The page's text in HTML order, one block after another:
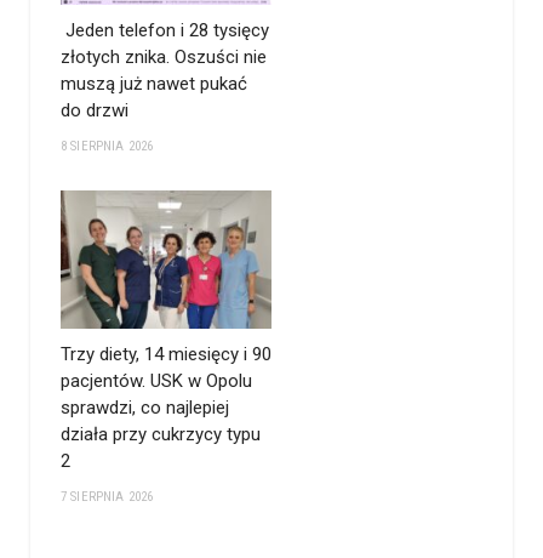
Jeden telefon i 28 tysięcy
złotych znika. Oszuści nie
muszą już nawet pukać
do drzwi
8 SIERPNIA 2026
Trzy diety, 14 miesięcy i 90
pacjentów. USK w Opolu
sprawdzi, co najlepiej
działa przy cukrzycy typu
2
7 SIERPNIA 2026